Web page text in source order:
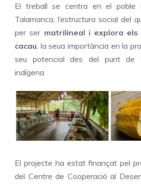
El treball se centra en el poble
Talamanca, l’estructura social del
per ser matrilineal i explora els
cacau , la seua importància en la
seu potencial des del punt de
indígena.
El projecte ha estat finançat pel
del Centre de Cooperació al